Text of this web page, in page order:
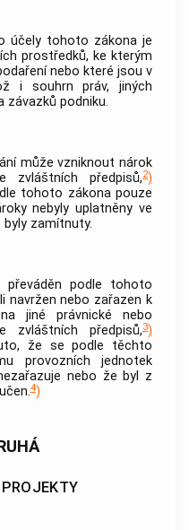
účely tohoto zákona je
prostředků, ke kterým
nebo které jsou v
i souhrn práv, jiných
závazků podniku.
může vzniknout nárok
zvláštních předpisů,2)
tohoto zákona pouze
nebyly uplatněny ve
zamítnuty.
převáděn podle tohoto
navržen nebo zařazen k
jiné právnické nebo
zvláštních předpisů,3)
že se podle těchto
provozních jednotek
nebo že byl z
4)